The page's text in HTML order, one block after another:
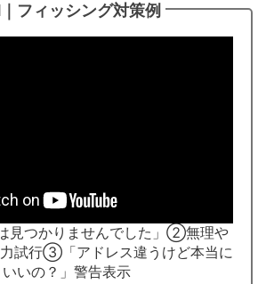
フィッシング対策例
つかりませんでした」 ②無理や
試行③「アドレス違うけど本当に
いいの？」警告表示